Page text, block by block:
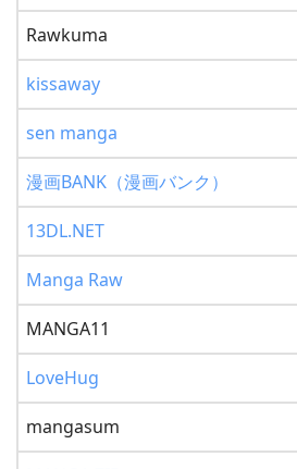
Rawkuma
kissaway
sen manga
漫画BANK（漫画バンク）
13DL.NET
Manga Raw
MANGA11
LoveHug
mangasum